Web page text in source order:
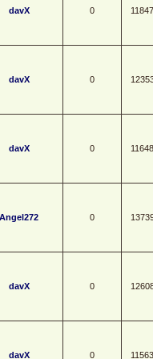
davX 0
davX 0
davX 0
Angel272 0
davX 0
davX 0